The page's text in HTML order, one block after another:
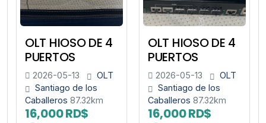
OLT HIOSO DE 4
PUERTOS
2026-05-13
OLT
Santiago de los
Caballeros 87.32km
16,000 RD$
OLT HIOSO DE 4
PUERTOS
2026-05-13
OLT
Santiago de los
Caballeros 87.32km
16,000 RD$